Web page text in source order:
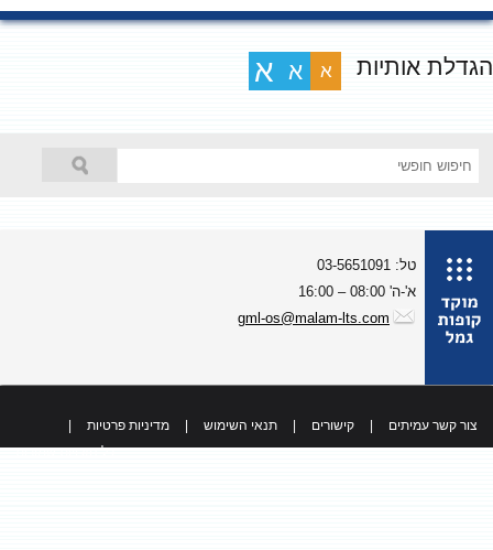
אותיות א א א
טל: 03-5651091
א'-ה' 08:00 – 16:00
gml-os@malam-lts.com
צור קשר עמיתים קישורים תנאי השימוש מדיניות פרטיות
כל הזכויות שמורות